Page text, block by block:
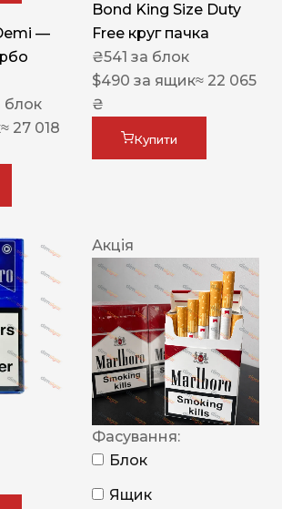
—
блок
≈ 27 018
Bond King Size Duty
Free круг пачка
₴541 за блок
$490 за ящик≈ 22 065
₴
Купити
Акція
Фасування:
Блок
Ящик